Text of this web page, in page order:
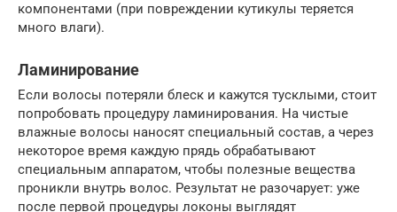
компонентами (при повреждении кутикулы теряется
много влаги).
Ламинирование
Если волосы потеряли блеск и кажутся тусклыми, стоит
попробовать процедуру ламинирования. На чистые
влажные волосы наносят специальный состав, а через
некоторое время каждую прядь обрабатывают
специальным аппаратом, чтобы полезные вещества
проникли внутрь волос. Результат не разочарует: уже
после первой процедуры локоны выглядят